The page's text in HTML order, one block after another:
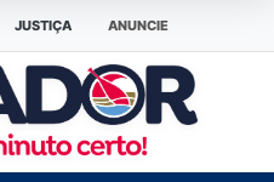
JUSTIÇA ANUNCIE